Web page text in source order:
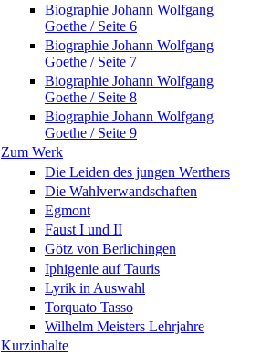
Biographie Johann Wolfgang
Goethe / Seite 6
Biographie Johann Wolfgang
Goethe / Seite 7
Biographie Johann Wolfgang
Goethe / Seite 8
Biographie Johann Wolfgang
Goethe / Seite 9
Zum Werk
Die Leiden des jungen Werthers
Die Wahlverwandschaften
Egmont
Faust I und II
Götz von Berlichingen
Iphigenie auf Tauris
Lyrik in Auswahl
Torquato Tasso
Wilhelm Meisters Lehrjahre
Kurzinhalte